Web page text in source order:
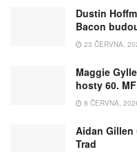
Dustin
Bacon
23 ČERVNA,
Maggie
hosty 60.
8 ČERVNA,
Aidan Gillen
Trad